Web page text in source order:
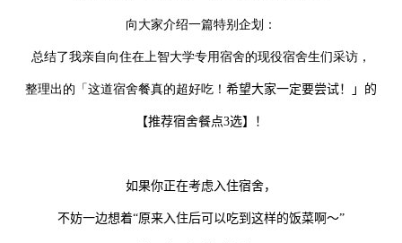
向大家介绍一篇特别企划：
总结了我亲自向住在上智大学专用宿舍的现役宿舍生们采访，
整理出的「这道宿舍餐真的超好吃！ 希望大家一定要尝试！」的
【推荐宿舍餐点3选】！
如果你正在考虑入住宿舍，
不妨一边想着“原来入住后可以吃到这样的饭菜啊～”